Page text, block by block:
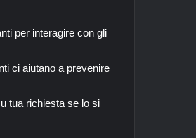
per interagire con gli
ci aiutano a prevenire
tua richiesta se lo si